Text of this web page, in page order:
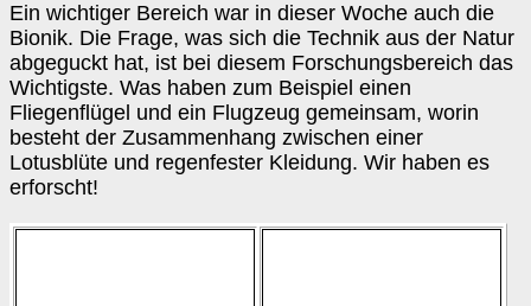
Ein wichtiger Bereich war in dieser Woche auch die
Bionik. Die Frage, was sich die Technik aus der Natur
abgeguckt hat, ist bei diesem Forschungsbereich das
Wichtigste. Was haben zum Beispiel einen
Fliegenflügel und ein Flugzeug gemeinsam, worin
besteht der Zusammenhang zwischen einer
Lotusblüte und regenfester Kleidung. Wir haben es
erforscht!